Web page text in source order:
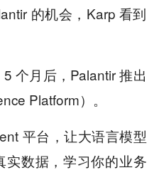
的机会，Karp 看到
个月后，Palantir 推出
Platform）。
平台，让大语言模型
实数据，学习你的业务